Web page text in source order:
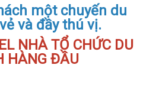
một chuyến du
và đầy thú vị.
NHÀ TỔ CHỨC DU
HÀNG ĐẦU